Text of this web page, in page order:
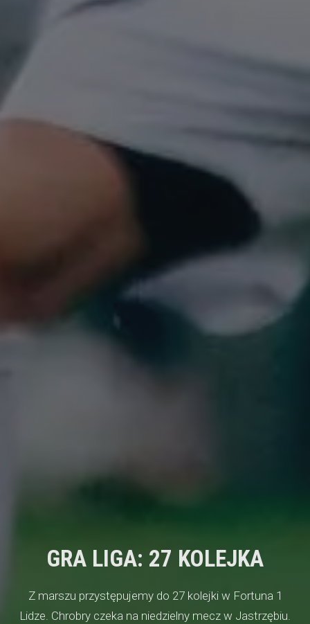
GRA LIGA: 27 KOLEJKA
Z marszu przystępujemy do 27 kolejki w Fortuna 1
Lidze. Chrobry czeka na niedzielny mecz w Jastrzębiu.